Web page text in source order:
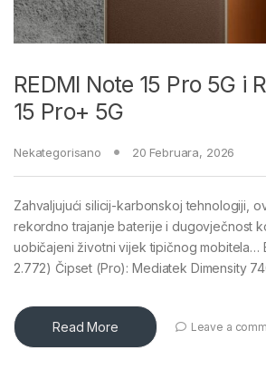
REDMI Note 15 Pro 5G i
15 Pro+ 5G
Nekategorisano 20 Februara, 2026
Zahvaljujući silicij-karbonskoj tehnologiji,
rekordno trajanje baterije i dugovječnost
uobičajeni životni vijek tipičnog mobitela…
2.772) Čipset (Pro): Mediatek Dimensity
Read More Leave a